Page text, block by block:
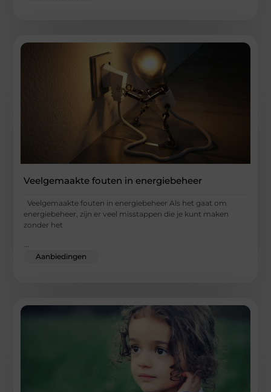
Veelgemaakte fouten in energiebeheer
Veelgemaakte fouten in energiebeheer Als het gaat om
energiebeheer, zijn er veel misstappen die je kunt maken
zonder het
...
Aanbiedingen